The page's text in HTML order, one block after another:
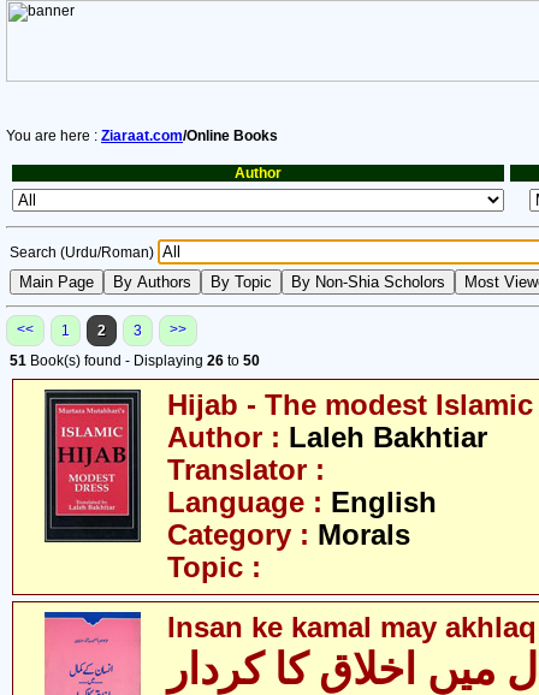
You are here : Ziaraat.com/Online Books
Author
Search (Urdu/Roman)
<< 1 2 3
>>
51 Book(s) found - Displaying 26 to 50
Hijab - The modest
Author : Laleh Bakhtiar
Translator :
Language : English
Category : Morals
Topic :
Insan ke kamal may
میں اخلاق کا کردار